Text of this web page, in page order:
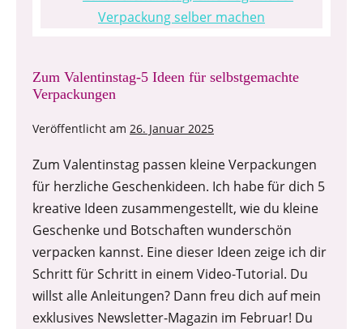
Zum Valentinstag-5 Ideen für selbstgemachte
Verpackungen
Veröffentlicht am 26. Januar 2025
Zum Valentinstag passen kleine Verpackungen
für herzliche Geschenkideen. Ich habe für dich 5
kreative Ideen zusammengestellt, wie du kleine
Geschenke und Botschaften wunderschön
verpacken kannst. Eine dieser Ideen zeige ich dir
Schritt für Schritt in einem Video-Tutorial. Du
willst alle Anleitungen? Dann freu dich auf mein
exklusives Newsletter-Magazin im Februar! Du